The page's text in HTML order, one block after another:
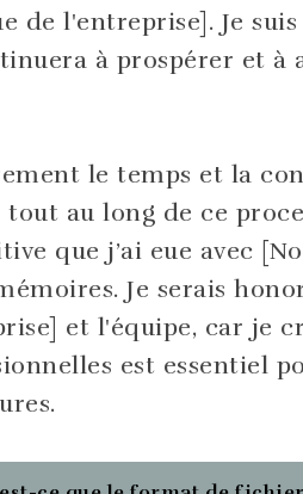
de l'entreprise]. Je
à prospérer et
le temps et la
tout au long de ce
que j’ai eue avec
Je serais
et l'équipe, car je
est essentiel